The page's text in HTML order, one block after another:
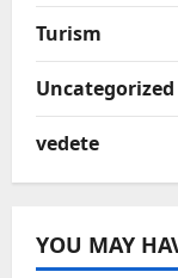
Turism
Uncategorized
vedete
YOU MAY